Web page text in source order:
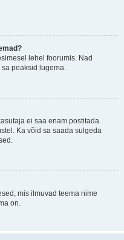
lehel foorumis. Nad
peaksid lugema.
ei saa enam postitada.
Ka võid sa saada sulgeda
mis ilmuvad teema nime
on.